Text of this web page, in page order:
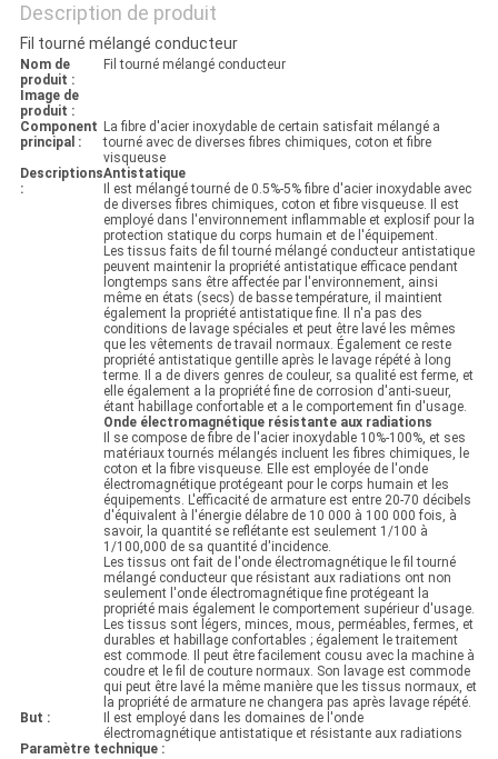
POLITIQUE
EN
MATIÈRE
DE
PROTECTION
Description de produit
Fil tourné mélangé conducteur
Nom de
produit :
Fil tourné mélangé conducteur
Image de
produit :
Component
principal :
La fibre d'acier inoxydable de certain satisfait mélangé a
tourné avec de diverses fibres chimiques, coton et fibre
visqueuse
Descriptions
:
Antistatique
Il est mélangé tourné de 0.5%-5% fibre d'acier inoxydable avec
de diverses fibres chimiques, coton et fibre visqueuse. Il est
employé dans l'environnement inflammable et explosif pour la
protection statique du corps humain et de l'équipement.
Les tissus faits de fil tourné mélangé conducteur antistatique
peuvent maintenir la propriété antistatique efficace pendant
longtemps sans être affectée par l'environnement, ainsi
même en états (secs) de basse température, il maintient
également la propriété antistatique fine. Il n'a pas des
conditions de lavage spéciales et peut être lavé les mêmes
que les vêtements de travail normaux. Également ce reste
propriété antistatique gentille après le lavage répété à long
terme. Il a de divers genres de couleur, sa qualité est ferme, et
elle également a la propriété fine de corrosion d'anti-sueur,
étant habillage confortable et a le comportement fin d'usage.
Onde électromagnétique résistante aux radiations
Il se compose de fibre de l'acier inoxydable 10%-100%, et ses
matériaux tournés mélangés incluent les fibres chimiques, le
coton et la fibre visqueuse. Elle est employée de l'onde
électromagnétique protégeant pour le corps humain et les
équipements. L'efficacité de armature est entre 20-70 décibels
d'équivalent à l'énergie délabre de 10 000 à 100 000 fois, à
savoir, la quantité se reflétante est seulement 1/100 à
1/100,000 de sa quantité d'incidence.
Les tissus ont fait de l'onde électromagnétique le fil tourné
mélangé conducteur que résistant aux radiations ont non
seulement l'onde électromagnétique fine protégeant la
propriété mais également le comportement supérieur d'usage.
Les tissus sont légers, minces, mous, perméables, fermes, et
durables et habillage confortables ; également le traitement
est commode. Il peut être facilement cousu avec la machine à
coudre et le fil de couture normaux. Son lavage est commode
qui peut être lavé la même manière que les tissus normaux, et
la propriété de armature ne changera pas après lavage répété.
But :
Il est employé dans les domaines de l'onde
électromagnétique antistatique et résistante aux radiations
Paramètre technique :